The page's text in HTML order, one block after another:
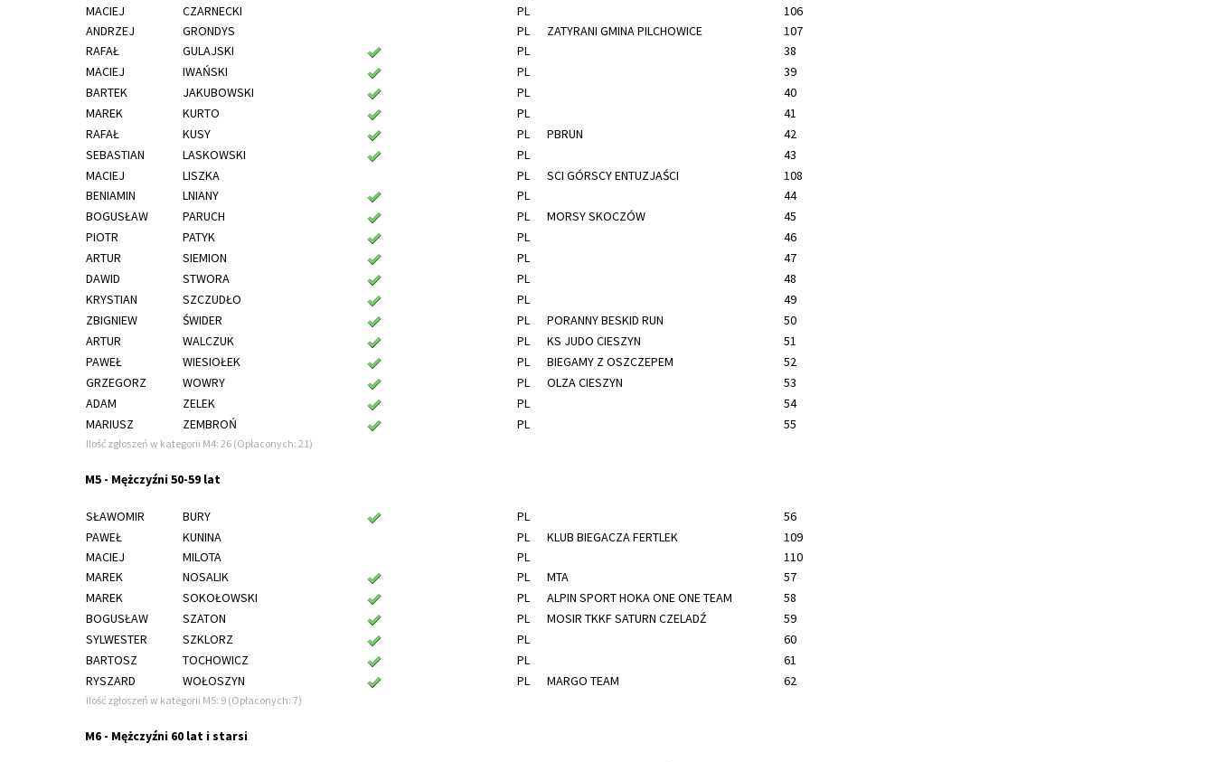
MACIEJ
CZARNECKI PL
106
ANDRZEJ
GRONDYS PL ZATYRANI GMINA PILCHOWICE
107
RAFAŁ
GULAJSKI PL
38
MACIEJ
IWAŃSKI PL
39
BARTEK
JAKUBOWSKI PL
40
MAREK
KURTO PL
41
RAFAŁ
KUSY PL PBRUN
42
SEBASTIAN
LASKOWSKI PL
43
MACIEJ
LISZKA PL SCI GÓRSCY ENTUZJAŚCI
108
BENIAMIN
LNIANY PL
44
BOGUSŁAW
PARUCH PL MORSY SKOCZÓW
45
PIOTR
PATYK PL
46
ARTUR
SIEMION PL
47
DAWID
STWORA PL
48
KRYSTIAN
SZCZUDŁO PL
49
ZBIGNIEW
ŚWIDER PL PORANNY BESKID RUN
50
ARTUR
WALCZUK PL KS JUDO CIESZYN
51
PAWEŁ
WIESIOŁEK PL BIEGAMY Z OSZCZEPEM
52
GRZEGORZ
WOWRY PL OLZA CIESZYN
53
ADAM
ZELEK PL
54
MARIUSZ
ZEMBROŃ PL 55
Ilość zgłoszeń w kategorii M4: 26 (Opłaconych: 21)
M5 - Mężczyźni 50-59 lat
SŁAWOMIR BURY PL
56
PAWEŁ
KUNINA PL KLUB BIEGACZA FERTLEK
109
MACIEJ
MILOTA PL
110
MAREK
NOSALIK PL MTA
57
MAREK
SOKOŁOWSKI PL ALPIN SPORT HOKA ONE ONE TEAM
58
BOGUSŁAW
SZATON PL MOSIR TKKF SATURN CZELADŹ
59
SYLWESTER
SZKLORZ PL
60
BARTOSZ
TOCHOWICZ PL
61
RYSZARD
WOŁOSZYN PL MARGO TEAM 62
Ilość zgłoszeń w kategorii M5: 9 (Opłaconych: 7)
M6 - Mężczyźni 60 lat i starsi